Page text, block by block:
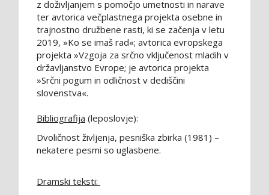
z doživljanjem s pomočjo umetnosti in narave
ter avtorica večplastnega projekta osebne in
trajnostno družbene rasti, ki se začenja v letu
2019, »Ko se imaš rad«; avtorica evropskega
projekta »Vzgoja za srčno vključenost mladih v
državljanstvo Evrope; je avtorica projekta
»Srčni pogum in odličnost v dediščini
slovenstva«.
Bibliografija (leposlovje):
Dvoličnost življenja, pesniška zbirka (1981) –
nekatere pesmi so uglasbene.
Dramski teksti: